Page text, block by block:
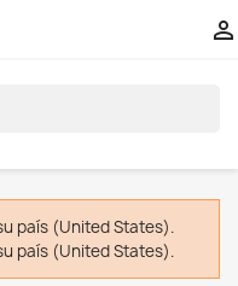

país (United States).
país (United States).